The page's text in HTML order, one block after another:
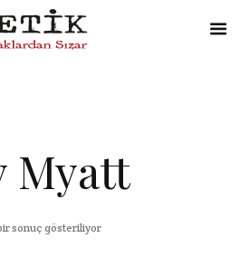
Myatt
sonuç gösteriliyor